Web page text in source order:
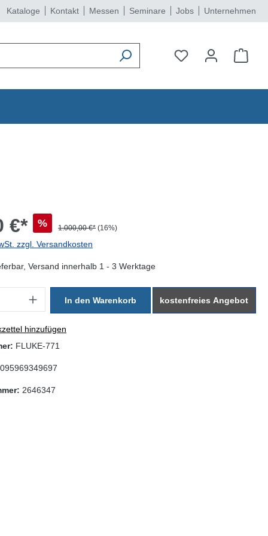
Kataloge Kontakt Messen Seminare Jobs Unternehmen
€* % 1.000,00 €* (16%)
zzgl. Versandkosten
Versand innerhalb 1 - 3 Werktage
In den Warenkorb
kostenfreies Angebot
hinzufügen
FLUKE-771
2646347